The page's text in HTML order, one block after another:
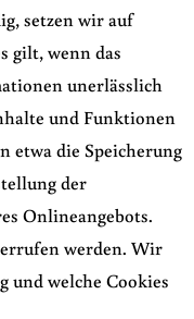
setzen wir auf
gilt, wenn das
unerlässlich
und Funktionen
etwa die Speicherung
der
Onlineangebots.
werden. Wir
welche Cookies